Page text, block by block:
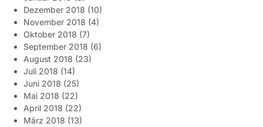
Dezember 2018 (10)
November 2018 (4)
Oktober 2018 (7)
September 2018 (6)
August 2018 (23)
Juli 2018 (14)
Juni 2018 (25)
Mai 2018 (22)
April 2018 (22)
März 2018 (13)